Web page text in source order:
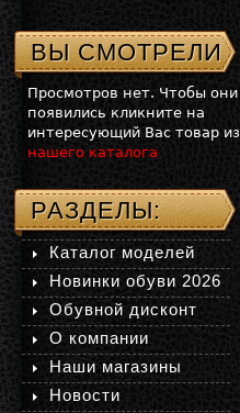
ВЫ СМОТРЕЛИ
Просмотров нет. Чтобы они
появились кликните на
интересующий Вас товар из
нашего каталога
РАЗДЕЛЫ:
Каталог моделей
Новинки обуви 2026
Обувной дисконт
О компании
Наши магазины
Новости